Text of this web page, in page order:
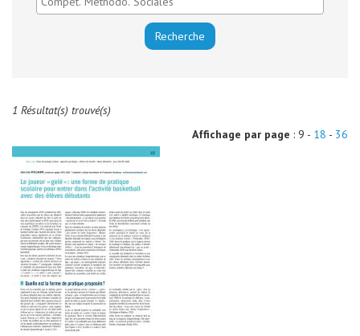
1 Résultat(s) trouvé(s)
Affichage par page : 9 - 18 - 36